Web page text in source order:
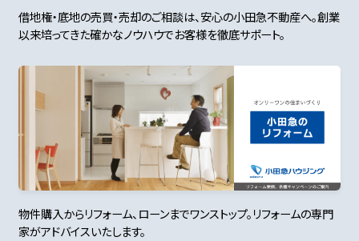
借地権・底地の売買・売却のご相談は、安心の小田急不動産へ。創業
以来培ってきた確かなノウハウでお客様を徹底サポート。
物件購入からリフォーム、ローンまでワンストップ。リフォームの専門
家がアドバイスいたします。